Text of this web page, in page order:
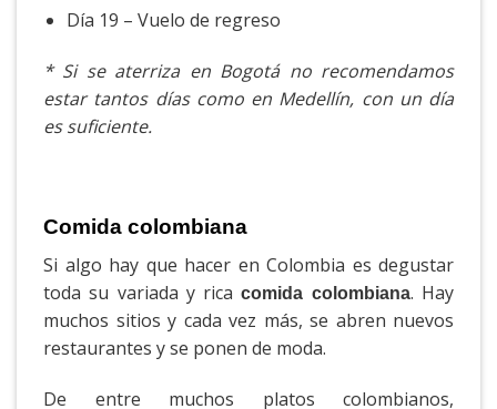
Día 19 – Vuelo de regreso
* Si se aterriza en Bogotá no recomendamos
estar tantos días como en Medellín, con un día
es suficiente.
Comida colombiana
Si algo hay que hacer en Colombia es degustar
toda su variada y ricacomida colombiana. Hay
muchos sitios y cada vez más, se abren nuevos
restaurantes y se ponen de moda.
De entre muchos platos colombianos,